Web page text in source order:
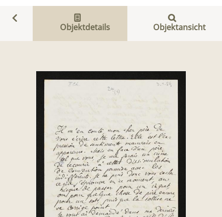
Objektdetails Objektansicht